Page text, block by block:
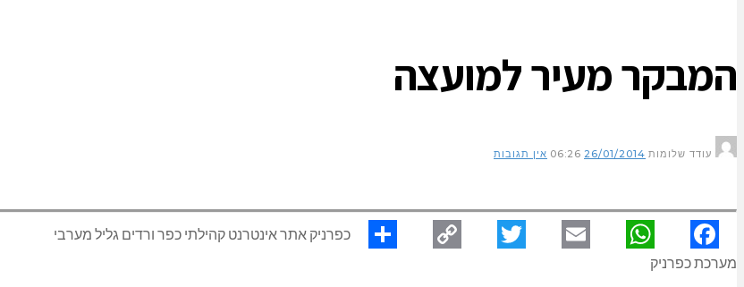
המבקר מעיר למועצה
עודד שלומות 26/01/2014
06:26 אין תגובות
Facebook
WhatsApp
כפרניק אתר אינטרנט קהילתי כפר ורדים גליל מערבי
מערכת כפרניק